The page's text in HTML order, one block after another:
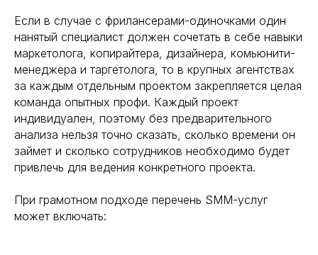
Если в случае с фрилансерами-одиночками один
нанятый специалист должен сочетать в себе навыки
маркетолога, копирайтера, дизайнера, комьюнити-
менеджера и таргетолога, то в крупных агентствах
за каждым отдельным проектом закрепляется целая
команда опытных профи. Каждый проект
индивидуален, поэтому без предварительного
анализа нельзя точно сказать, сколько времени он
займет и сколько сотрудников необходимо будет
привлечь для ведения конкретного проекта.
При грамотном подходе перечень SMM-услуг
может включать: